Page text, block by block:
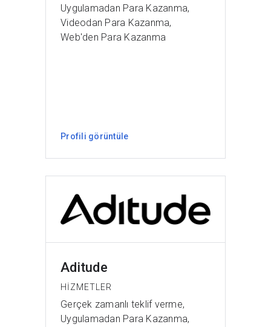
Uygulamadan Para Kazanma,
Videodan Para Kazanma,
Web'den Para Kazanma
Profili görüntüle
Aditude
HIZMETLER
Gerçek zamanlı teklif verme,
Uygulamadan Para Kazanma,